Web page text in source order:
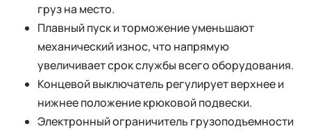
груз на место.
Плавный пуск и торможение уменьшают
механический износ, что напрямую
увеличивает срок службы всего оборудования.
Концевой выключатель регулирует верхнее и
нижнее положение крюковой подвески.
Электронный ограничитель грузоподъемности